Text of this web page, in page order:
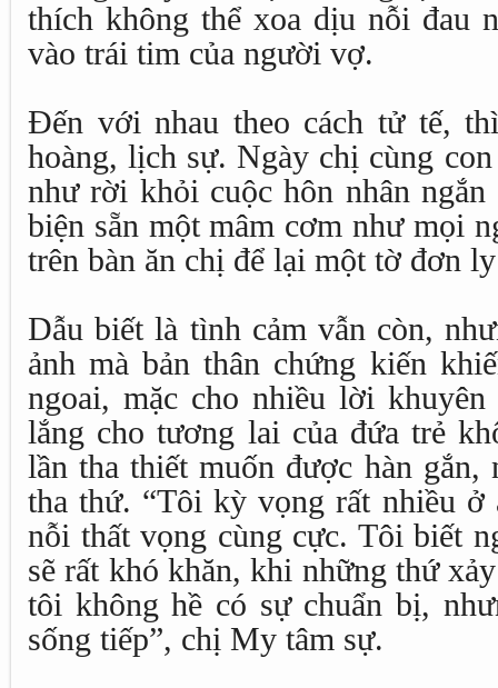
thích không thể xoa dịu nỗi đau
vào trái tim của người vợ.
Đến với nhau theo cách tử tế,
hoàng, lịch sự. Ngày chị cùng
như rời khỏi cuộc hôn nhân
biện sẵn một mâm cơm như mọi
trên bàn ăn chị để lại một tờ đơn
Dẫu biết là tình cảm vẫn còn,
ảnh mà bản thân chứng kiến
ngoai, mặc cho nhiều lời
lắng cho tương lai của đứa trẻ
lần tha thiết muốn được hàn gắn,
tha thứ. “Tôi kỳ vọng rất nhiều ở
nỗi thất vọng cùng cực. Tôi biết
sẽ rất khó khăn, khi những thứ
tôi không hề có sự chuẩn bị,
sống tiếp”, chị My tâm sự.